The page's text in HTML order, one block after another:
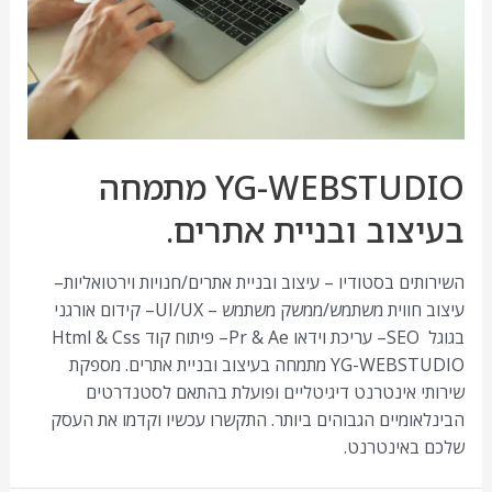
YG-WEBSTUDIO מתמחה
בעיצוב ובניית אתרים.
השירותים בסטודיו – עיצוב ובניית אתרים/חנויות וירטואליות–
עיצוב חווית משתמש/ממשק משתמש – UI/UX– קידום אורגני
בגוגל SEO– עריכת וידאו Pr & Ae– פיתוח קוד Html & Css
YG-WEBSTUDIO מתמחה בעיצוב ובניית אתרים. מספקת
שירותי אינטרנט דיגיטליים ופועלת בהתאם לסטנדרטים
הבינלאומיים הגבוהים ביותר. התקשרו עכשיו וקדמו את העסק
שלכם באינטרנט.